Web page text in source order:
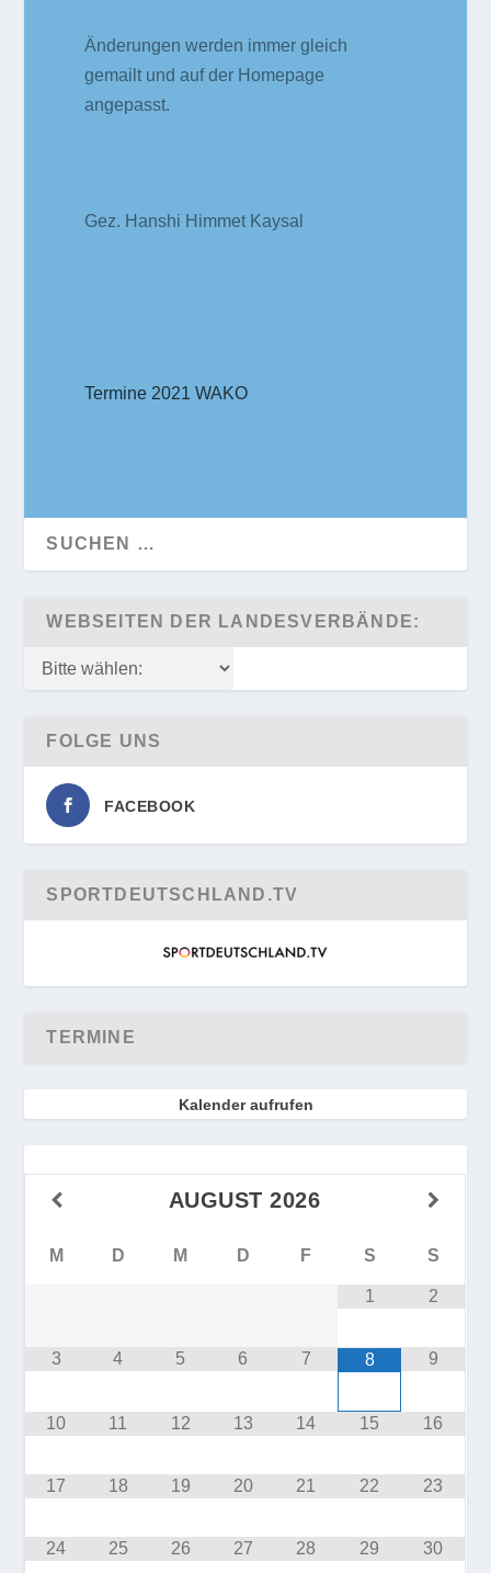
Änderungen werden immer gleich
gemailt und auf der Homepage
angepasst.
Gez. Hanshi Himmet Kaysal
Termine 2021 WAKO
WEBSEITEN DER LANDESVERBÄNDE:
FOLGE UNS
FACEBOOK
SPORTDEUTSCHLAND.TV
TERMINE
Kalender aufrufen
AUGUST 2026
M D M D F S S
1 2
3 4 5 6 7 8 9
10 11 12 13 14 15 16
17 18 19 20 21 22 23
24 25 26 27 28 29 30